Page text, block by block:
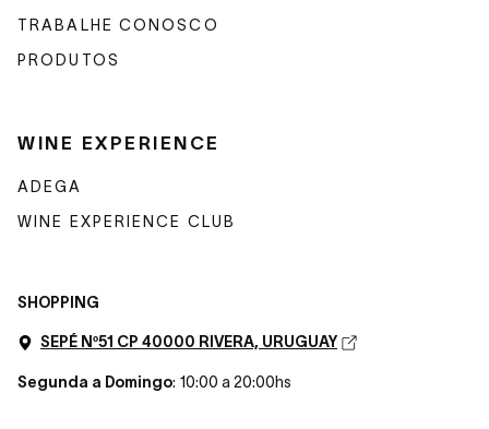
TRABALHE CONOSCO
PRODUTOS
WINE EXPERIENCE
ADEGA
WINE EXPERIENCE CLUB
SHOPPING
SEPÉ Nº51 CP 40000 RIVERA, URUGUAY
Segunda a Domingo: 10:00 a 20:00hs